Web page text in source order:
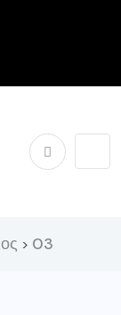
> 03